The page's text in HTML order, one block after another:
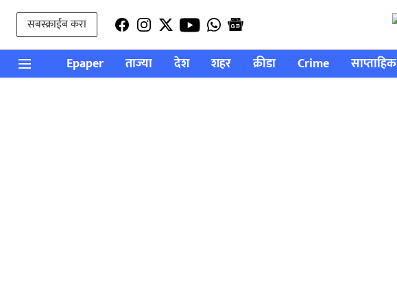
सबस्क्राईब करा
Epaper ताज्या देश शहर क्रीडा Crime साप्ताहिक